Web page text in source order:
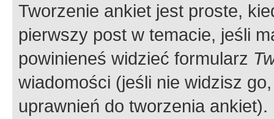
Tworzenie ankiet jest proste,
pierwszy post w temacie, jeśli
powinieneś widzieć formularz
wiadomości (jeśli nie widzisz
uprawnień do tworzenia